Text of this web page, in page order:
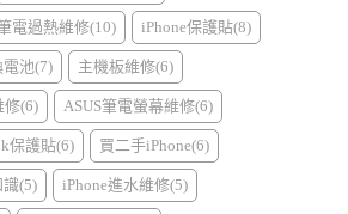
電過熱維修(10) iPhone保護貼(8)
電池(7) 主機板維修(6)
修(6) ASUS筆電螢幕維修(6)
保護貼(6) 買二手iPhone(6)
識(5) iPhone進水維修(5)